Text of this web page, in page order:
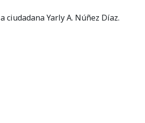
Yarly A. Núñez Díaz.